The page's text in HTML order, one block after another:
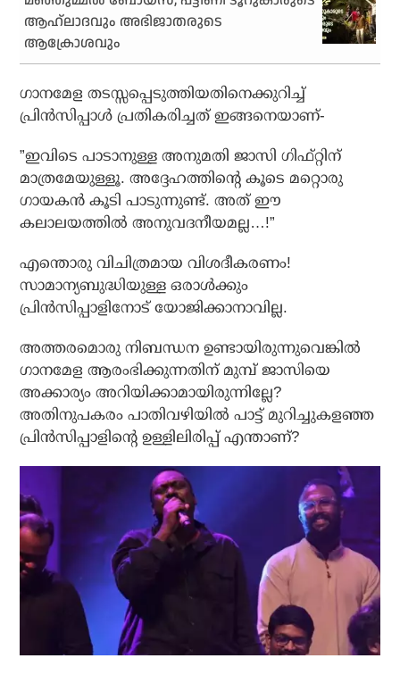
ആഹ്ലാദവും അഭിജാതരുടെ
ആക്രോശവും
ഗാനമേള തടസ്സപ്പെടുത്തിയതിനെക്കുറിച്ച്
പ്രിന്‍സിപ്പാള്‍ പ്രതികരിച്ചത് ഇങ്ങനെയാണ്-
”ഇവിടെ പാടാനുള്ള അനുമതി ജാസി ഗിഫ്റ്റിന്
മാത്രമേയുള്ളൂ. അദ്ദേഹത്തിന്റെ കൂടെ മറ്റൊരു
ഗായകന്‍ കൂടി പാടുന്നുണ്ട്. അത് ഈ
കലാലയത്തില്‍ അനുവദനീയമല്ല…!”
എന്തൊരു വിചിത്രമായ വിശദീകരണം!
സാമാന്യബുദ്ധിയുള്ള ഒരാള്‍ക്കും
പ്രിന്‍സിപ്പാളിനോട് യോജിക്കാനാവില്ല.
അത്തരമൊരു നിബന്ധന ഉണ്ടായിരുന്നുവെങ്കില്‍
ഗാനമേള ആരംഭിക്കുന്നതിന് മുമ്പ് ജാസിയെ
അക്കാര്യം അറിയിക്കാമായിരുന്നില്ലേ?
അതിനുപകരം പാതിവഴിയില്‍ പാട്ട് മുറിച്ചുകളഞ്ഞ
പ്രിന്‍സിപ്പാളിന്റെ ഉള്ളിലിരിപ്പ് എന്താണ്?